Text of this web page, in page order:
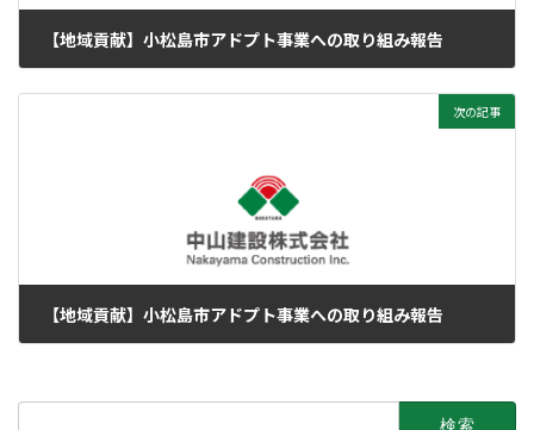
【地域貢献】小松島市アドプト事業への取り組み報告
次の記事
【地域貢献】小松島市アドプト事業への取り組み報告